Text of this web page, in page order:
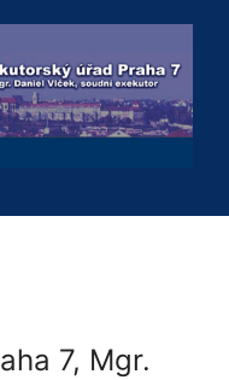
7, Mgr.